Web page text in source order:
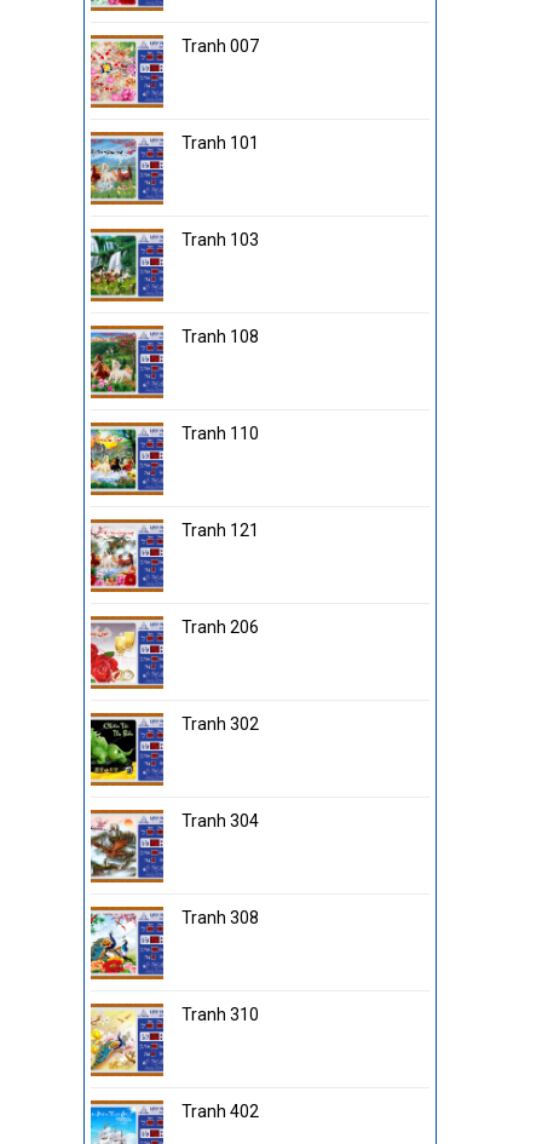
Tranh 007
Tranh 101
Tranh 103
Tranh 108
Tranh 110
Tranh 121
Tranh 206
Tranh 302
Tranh 304
Tranh 308
Tranh 310
Tranh 402